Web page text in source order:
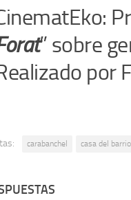
” sobre
por
carabanchel casa del barrio